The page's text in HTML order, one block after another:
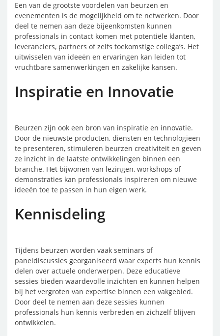
Een van de grootste voordelen van beurzen en
evenementen is de mogelijkheid om te netwerken. Door
deel te nemen aan deze bijeenkomsten kunnen
professionals in contact komen met potentiële klanten,
leveranciers, partners of zelfs toekomstige collega’s. Het
uitwisselen van ideeën en ervaringen kan leiden tot
vruchtbare samenwerkingen en zakelijke kansen.
Inspiratie en Innovatie
Beurzen zijn ook een bron van inspiratie en innovatie.
Door de nieuwste producten, diensten en technologieën
te presenteren, stimuleren beurzen creativiteit en geven
ze inzicht in de laatste ontwikkelingen binnen een
branche. Het bijwonen van lezingen, workshops of
demonstraties kan professionals inspireren om nieuwe
ideeën toe te passen in hun eigen werk.
Kennisdeling
Tijdens beurzen worden vaak seminars of
paneldiscussies georganiseerd waar experts hun kennis
delen over actuele onderwerpen. Deze educatieve
sessies bieden waardevolle inzichten en kunnen helpen
bij het vergroten van expertise binnen een vakgebied.
Door deel te nemen aan deze sessies kunnen
professionals hun kennis verbreden en zichzelf blijven
ontwikkelen.